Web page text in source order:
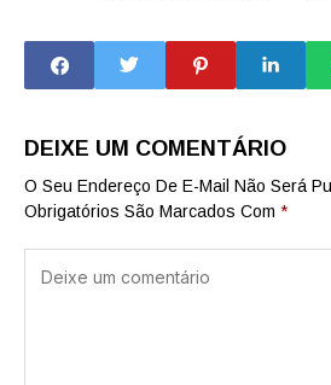
concorrerem às
vagas de
intercâmbio
DEIXE UM COMENTÁRIO
O Seu Endereço De E-Mail Não Será
Obrigatórios São Marcados Com *